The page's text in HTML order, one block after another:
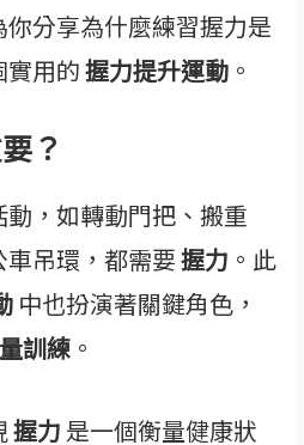
分享為什麼練習握力是
實用的握力提升運動 。
？
，如轉動門把、搬重
車吊環，都需要握力 。此
中也扮演著關鍵角色，
訓練 。
握力 是一個衡量健康狀